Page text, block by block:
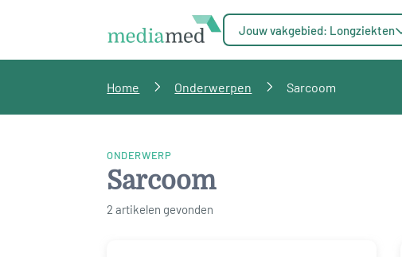
Jouw vakgebied: Longziekten
Home Onderwerpen Sarcoom
ONDERWERP
Sarcoom
2 artikelen gevonden